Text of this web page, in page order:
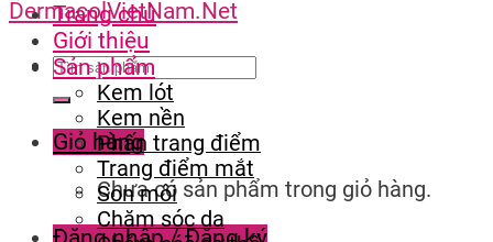
Giỏ hàng
Chưa có sản phẩm trong giỏ hàng.
Trang chủ
Giới thiệu
Sản phẩm
Kem lót
Kem nền
Phấn trang điểm
Trang điểm mắt
Son môi
Chăm sóc da